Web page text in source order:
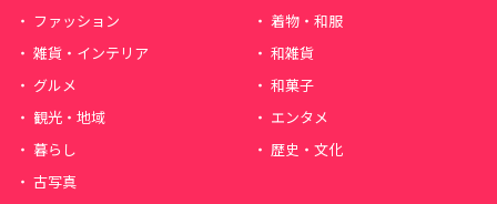
ファッション
着物・和服
雑貨・インテリア
和雑貨
グルメ
和菓子
観光・地域
エンタメ
暮らし
歴史・文化
古写真